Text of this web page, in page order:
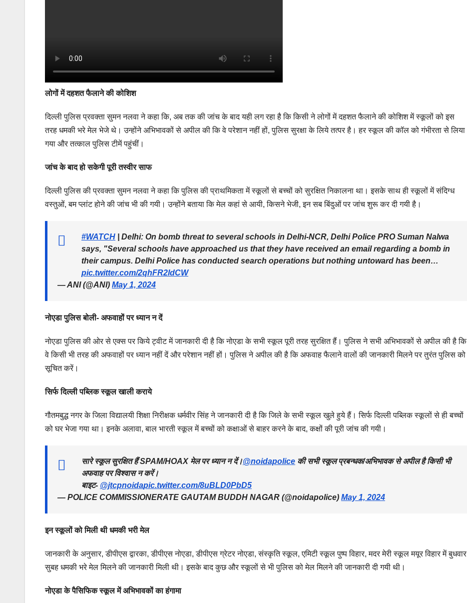
लोगों में दहशत फैलाने की कोशिश
दिल्ली पुलिस प्रवक्ता सुमन नलवा ने कहा कि, अब तक की जांच के बाद यही लग रहा है कि किसी ने लोगों में दहशत फैलाने की कोशिश में स्कूलों को इस
तरह धमकी भरे मेल भेजे थे। उन्होंने अभिभावकों से अपील की कि वे परेशान नहीं हों, पुलिस सुरक्षा के लिये तत्पर है। हर स्कूल की कॉल को गंभीरता से लिया
गया और तत्काल पुलिस टीमें पहुंचीं।
जांच के बाद हो सकेगी पूरी तस्वीर साफ
दिल्ली पुलिस की प्रवक्ता सुमन नलवा ने कहा कि पुलिस की प्राथमिकता में स्कूलों से बच्चों को सुरक्षित निकालना था। इसके साथ ही स्कूलों में संदिग्ध
वस्तुओं, बम प्लांट होने की जांच भी की गयी। उन्होंने बताया कि मेल कहां से आयी, किसने भेजी, इन सब बिंदुओं पर जांच शुरू कर दी गयी है।
#WATCH | Delhi: On bomb threat to several schools in Delhi-NCR, Delhi Police PRO Suman Nalwa
says, "Several schools have approached us that they have received an email regarding a bomb in
their campus. Delhi Police has conducted search operations but nothing untoward has been…
pic.twitter.com/2qhFR2ldCW
— ANI (@ANI) May 1, 2024
नोएडा पुलिस बोली- अफवाहों पर ध्यान न दें
नोएडा पुलिस की ओर से एक्स पर किये ट्वीट में जानकारी दी है कि नोएडा के सभी स्कूल पूरी तरह सुरक्षित हैं। पुलिस ने सभी अभिभावकों से अपील की है कि
वे किसी भी तरह की अफवाहों पर ध्यान नहीं दें और परेशान नहीं हों। पुलिस ने अपील की है कि अफवाह फैलाने वालों की जानकारी मिलने पर तुरंत पुलिस को
सूचित करें।
सिर्फ दिल्ली पब्लिक स्कूल खाली कराये
गौतमबुद्ध नगर के जिला विद्यालयी शिक्षा निरीक्षक धर्मवीर सिंह ने जानकारी दी है कि जिले के सभी स्कूल खुले हुये हैं। सिर्फ दिल्ली पब्लिक स्कूलों से ही बच्चों
को घर भेजा गया था। इनके अलावा, बाल भारती स्कूल में बच्चों को कक्षाओं से बाहर करने के बाद, कक्षों की पूरी जांच की गयी।
सारे स्कूल सुरक्षित हैं SPAM/HOAX मेल पर ध्यान न दें।@noidapolice की सभी स्कूल प्रबन्धक/अभिभावक से अपील है किसी भी
अफवाह पर विश्वास न करें।
बाइट- @jtcpnoidapic.twitter.com/8uBLD0PbD5
— POLICE COMMISSIONERATE GAUTAM BUDDH NAGAR (@noidapolice) May 1, 2024
इन स्कूलों को मिली थी धमकी भरी मेल
जानकारी के अनुसार, डीपीएस द्वारका, डीपीएस नोएडा, डीपीएस ग्रेटर नोएडा, संस्कृति स्कूल, एमिटी स्कूल पुष्प विहार, मदर मेरी स्कूल मयूर विहार में बुधवार
सुबह धमकी भरे मेल मिलने की जानकारी मिली थी। इसके बाद कुछ और स्कूलों से भी पुलिस को मेल मिलने की जानकारी दी गयी थी।
नोएडा के पैसिफिक स्कूल में अभिभावकों का हंगामा